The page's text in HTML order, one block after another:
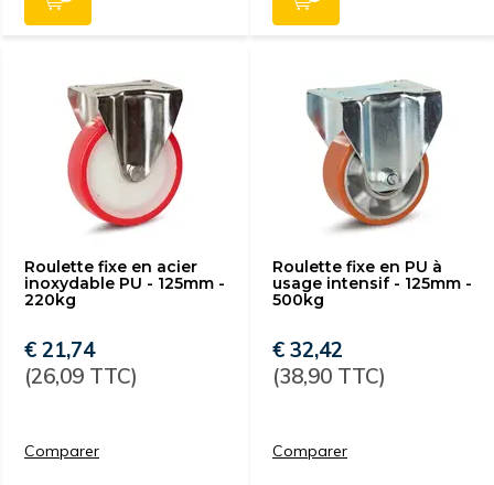
Roulette fixe en acier
inoxydable PU - 125mm -
220kg
€ 21,74
(26,09 TTC)
Comparer
Roulette fixe en PU à
usage intensif - 125mm -
500kg
€ 32,42
(38,90 TTC)
Comparer